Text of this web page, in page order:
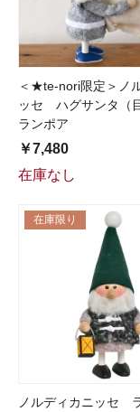
＜★te-nori限定＞ノ
ッセ ハグサンタ（
ランポア
￥7,480
在庫なし
在庫限り
ノルディカニッセ